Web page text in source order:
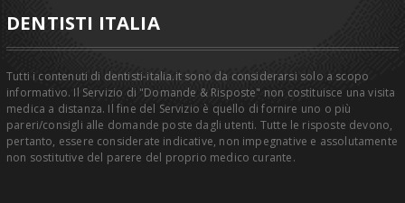
DENTISTI ITALIA
Tutti i contenuti di dentisti-italia.it sono da considerarsi solo a scopo
informativo. Il Servizio di "Domande & Risposte" non costituisce una visita
medica a distanza. Il fine del Servizio è quello di fornire uno o più
pareri/consigli alle domande poste dagli utenti. Tutte le risposte devono,
pertanto, essere considerate indicative, non impegnative e assolutamente
non sostitutive del parere del proprio medico curante.